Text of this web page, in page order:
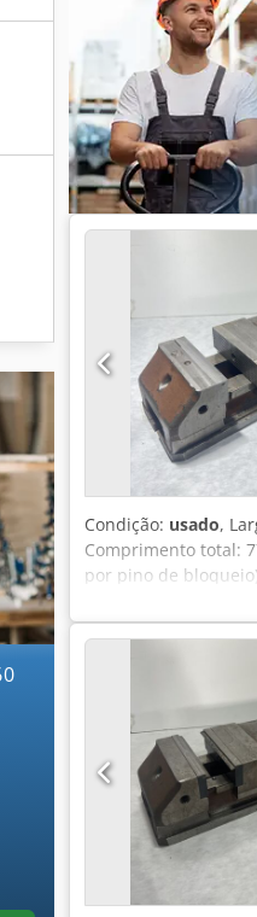
Condição: usado,
Comprimento total:
por pino de
Mecânica Abertura
Abertura máxima/